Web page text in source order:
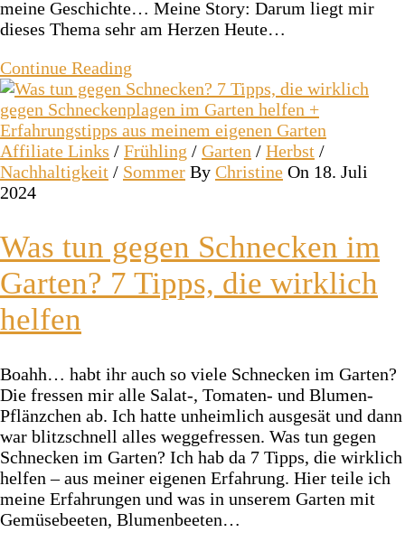
meine Geschichte… Meine Story: Darum liegt mir
dieses Thema sehr am Herzen Heute…
Continue Reading
Affiliate Links / Frühling / Garten / Herbst /
Nachhaltigkeit / Sommer By Christine On 18. Juli
2024
Was tun gegen Schnecken im
Garten? 7 Tipps, die wirklich
helfen
Boahh… habt ihr auch so viele Schnecken im Garten?
Die fressen mir alle Salat-, Tomaten- und Blumen-
Pflänzchen ab. Ich hatte unheimlich ausgesät und dann
war blitzschnell alles weggefressen. Was tun gegen
Schnecken im Garten? Ich hab da 7 Tipps, die wirklich
helfen – aus meiner eigenen Erfahrung. Hier teile ich
meine Erfahrungen und was in unserem Garten mit
Gemüsebeeten, Blumenbeeten…